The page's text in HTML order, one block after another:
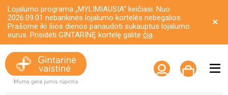
Lojalumo programa „MYLIMIAUSIA“ keičiasi. Nuo
2026.09.01 nebankinės lojalumo kortelės nebegalios.
Prašome iki šios dienos panaudoti sukauptus lojalumo
eurus. Prisidėti GINTARINĘ kortelę galite čia